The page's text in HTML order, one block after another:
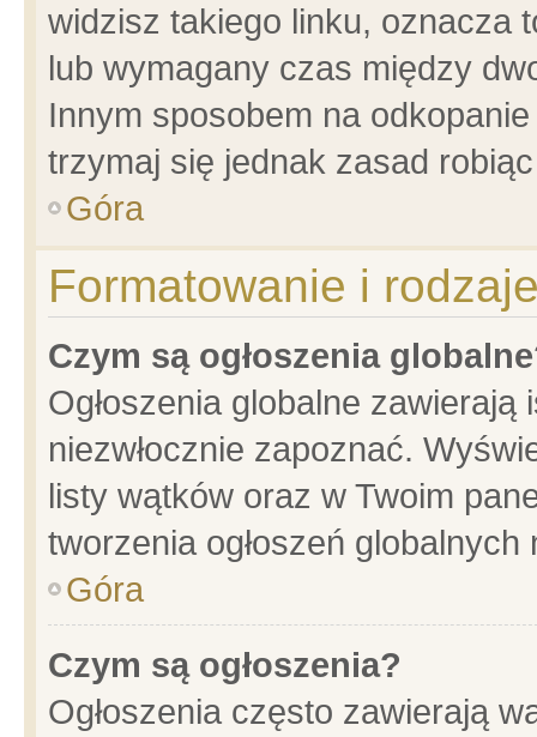
widzisz takiego linku, oznacza
lub wymagany czas między
Innym sposobem na
trzymaj się jednak zasad
Góra
Formatowanie i
Czym są ogłoszenia
Ogłoszenia globalne
niezwłocznie zapoznać.
listy wątków oraz w Twoim
tworzenia ogłoszeń
Góra
Czym są ogłoszenia?
Ogłoszenia często zawierają